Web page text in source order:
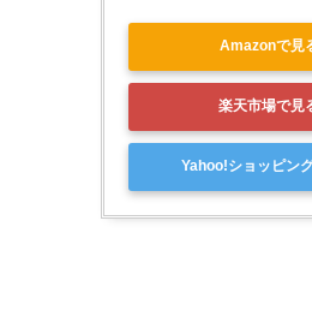
Amazonで見
楽天市場で見
Yahoo!ショッピン